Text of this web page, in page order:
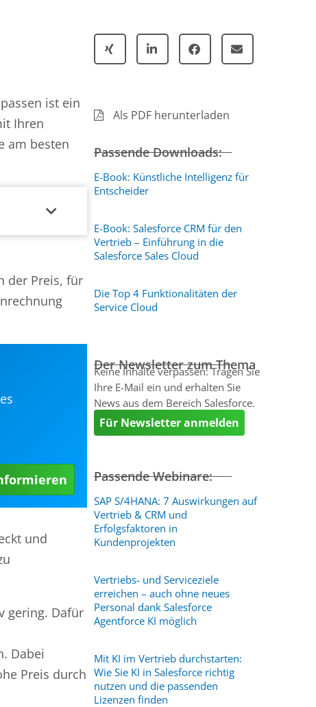
ist ein
Ihren
am besten
der Preis, für
und
gering. Dafür
Dabei
Preis durch
Als PDF herunterladen
Passende Downloads:
E-Book: Künstliche Intelligenz für
Entscheider
E-Book: Salesforce CRM für den
Vertrieb – Einführung in die
Salesforce Sales Cloud
Die Top 4 Funktionalitäten der
Service Cloud
Der Newsletter zum Thema
Keine Inhalte verpassen: Tragen Sie
Ihre E-Mail ein und erhalten Sie
News aus dem Bereich Salesforce.
Für Newsletter anmelden
Passende Webinare:
SAP S/4HANA: 7 Auswirkungen auf
Vertrieb & CRM und
Erfolgsfaktoren in
Kundenprojekten
Vertriebs- und Serviceziele
erreichen – auch ohne neues
Personal dank Salesforce
Agentforce KI möglich
Mit KI im Vertrieb durchstarten:
Wie Sie KI in Salesforce richtig
nutzen und die passenden
Lizenzen finden